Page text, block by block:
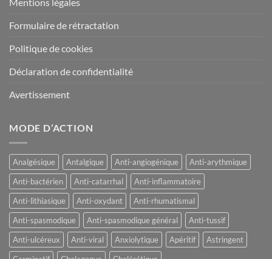
Formulaire de rétractation
Politique de cookies
Déclaration de confidentialité
Avertissement
MODE D’ACTION
Analgésique Antalgique Anti-angiogénique
Anti-arythmique
Anti-bactérien
Anti-catarrhal
Anti-inflammatoire
Anti-lithiasique
Anti-oxydant
Anti-rhumatismal
Anti-spasmodique
Anti-spasmodique général
Anti-tussif
Anti-ulcéreux
Anti-viral Anxiolytique Apéritif
Astringent